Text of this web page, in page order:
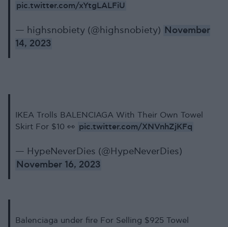
pic.twitter.com/xYtgLALFiU
— highsnobiety (@highsnobiety) November
14, 2023
IKEA Trolls BALENCIAGA With Their Own Towel
Skirt For $10 👀 pic.twitter.com/XNVnhZjKFq
— HypeNeverDies (@HypeNeverDies)
November 16, 2023
Balenciaga under fire For Selling $925 Towel